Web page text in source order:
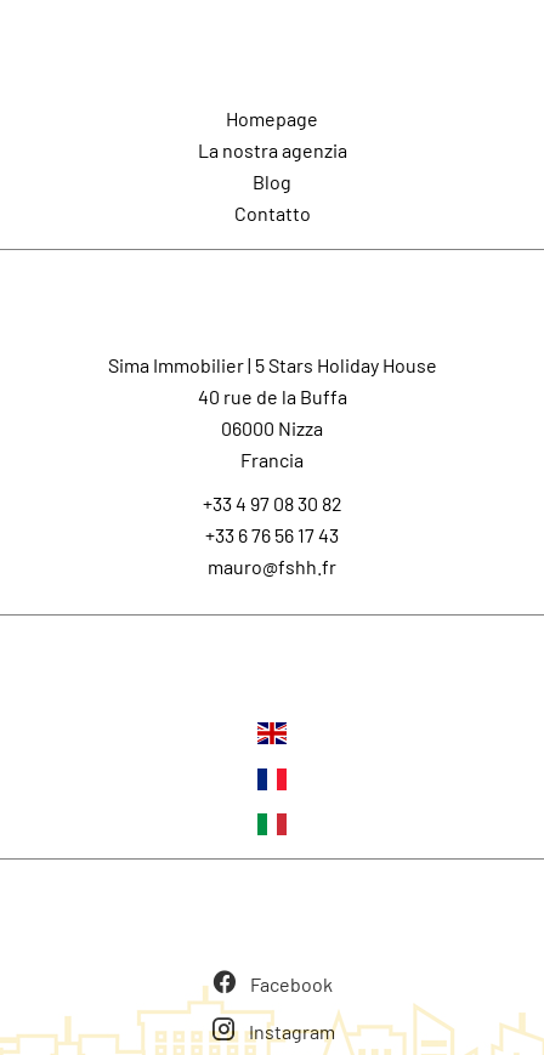
Homepage
La nostra agenzia
Blog
Contatto
Sima Immobilier | 5 Stars Holiday House
40 rue de la Buffa
06000 Nizza
Francia
+33 4 97 08 30 82
+33 6 76 56 17 43
mauro@fshh.fr
Facebook
Instagram